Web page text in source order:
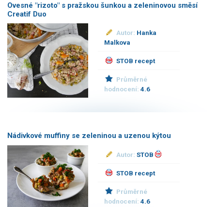
Ovesné "rizoto" s pražskou šunkou a zeleninovou směsí
Creatif Duo
Autor: Hanka
Malkova
STOB recept
Průměrné
hodnocení:4.6
Nádivkové muffiny se zeleninou a uzenou kýtou
Autor:STOB
STOB recept
Průměrné
hodnocení:4.6